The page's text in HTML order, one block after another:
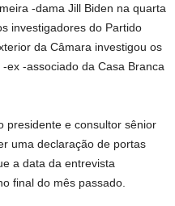
-dama Jill Biden na quarta
investigadores do Partido
da Câmara investigou os
ex -associado da Casa Branca
presidente e consultor sênior
uma declaração de portas
a data da entrevista
final do mês passado.